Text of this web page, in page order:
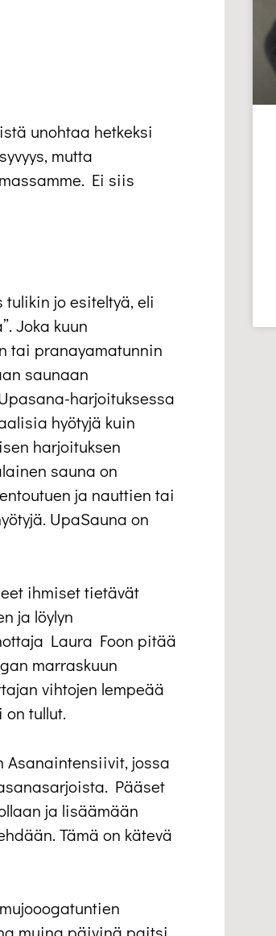
unohtaa hetkeksi
mutta
Ei siis
tulikin jo esiteltyä, eli
Joka kuun
tai pranayamatunnin
saunaan
harjoituksessa
hyötyjä kuin
harjoituksen
sauna on
ja nauttien tai
UpaSauna on
ihmiset tietävät
ja löylyn
Laura Foon pitää
marraskuun
vihtojen lempeää
tullut.
Asanaintensiivit, jossa
Pääset
ja lisäämään
Tämä on kätevä
muina päivinä paitsi